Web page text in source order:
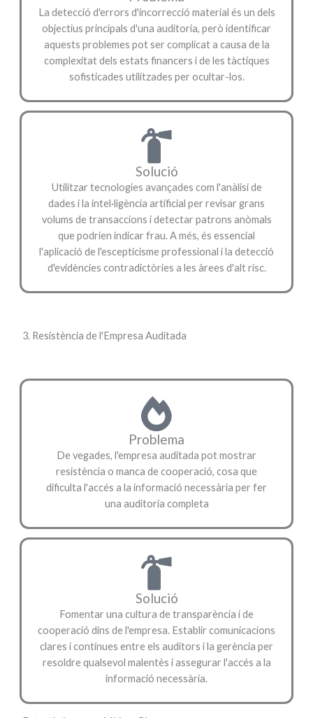
La detecció d'errors d'incorrecció material és un dels
objectius principals d'una auditoria, però identificar
aquests problemes pot ser complicat a causa de la
complexitat dels estats financers i de les tàctiques
sofisticades utilitzades per ocultar-los.
Solució
Utilitzar tecnologies avançades com l'anàlisi de
dades i la intel·ligència artificial per revisar grans
volums de transaccions i detectar patrons anòmals
que podrien indicar frau. A més, és essencial
l'aplicació de l'escepticisme professional i la detecció
d'evidències contradictòries a les àrees d'alt risc.
3. Resistència de l'Empresa Auditada
Problema
De vegades, l'empresa auditada pot mostrar
resistència o manca de cooperació, cosa que
dificulta l'accés a la informació necessària per fer
una auditoria completa
Solució
Fomentar una cultura de transparència i de
cooperació dins de l'empresa. Establir comunicacions
clares i contínues entre els auditors i la gerència per
resoldre qualsevol malentès i assegurar l'accés a la
informació necessària.